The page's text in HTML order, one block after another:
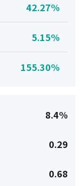
42.27%
5.15%
155.30%
8.4%
0.29
0.68